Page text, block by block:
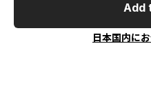
Add
日本国内に